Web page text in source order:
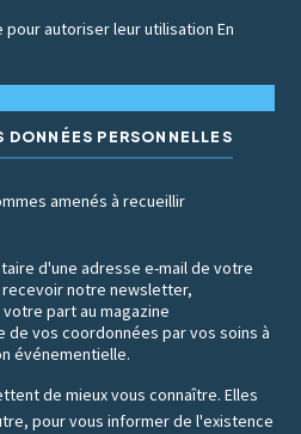
pour autoriser leur utilisationEn
PERSONNELLES
amenés à recueillir
d'une adresse e-mail de votre
notre newsletter,
part au magazine
de vos coordonnées par vos soins à
événementielle.
de mieux vous connaître. Elles
pour vous informer de l'existence